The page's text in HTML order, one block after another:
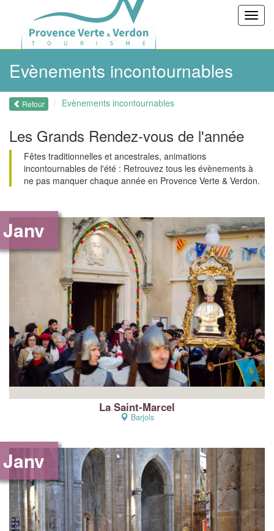
Evènements incontournables
Retour Evènements incontournables
Les Grands Rendez-vous de l'année
Fêtes traditionnelles et ancestrales, animations
incontournables de l'été : Retrouvez tous les évènements à
ne pas manquer chaque année en Provence Verte & Verdon.
La Saint-Marcel
Barjols
Janv
Janv